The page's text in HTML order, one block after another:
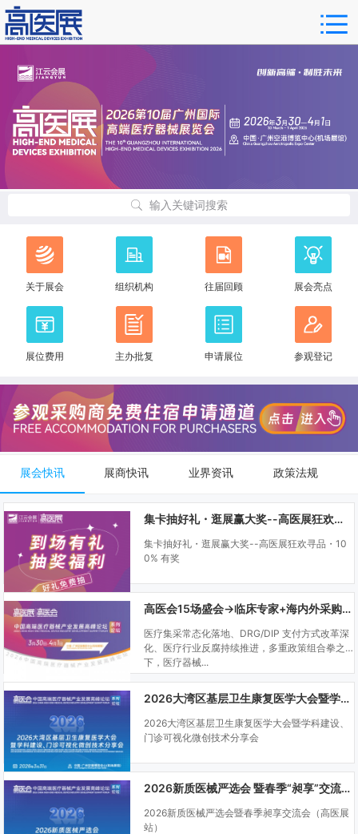
输入关键词搜索
关于展会 组织机构 往届回顾 展会亮点
展位费用 主办批复 申请展位 参观登记
展会快讯 展商快讯 业界资讯 政策法规
集卡抽好礼・逛展赢大奖--高医展狂欢寻品・100% 有奖
集卡抽好礼・逛展赢大奖--高医展狂欢寻品・10
0% 有奖
高医会15场盛会→临床专家+海内外采购商双向对接
医疗集采常态化落地、DRG/DIP 支付方式改革深
化、医疗行业反腐持续推进，多重政策组合拳之
下，医疗器械...
2026大湾区基层卫生康复医学大会暨学科建设、门诊可视化微创技术分享会
2026大湾区基层卫生康复医学大会暨学科建设、
门诊可视化微创技术分享会
2026新质医械严选会 暨春季“昶享”交流会（高医展站）
2026新质医械严选会暨春季昶享交流会（高医展
站）